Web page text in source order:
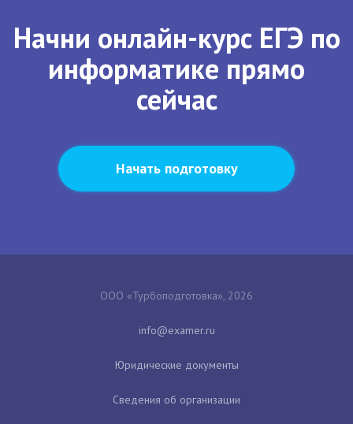
Начни онлайн-курс ЕГЭ по
информатике прямо
сейчас
Начать подготовку
ООО «Турбоподготовка», 2026
Юридические документы
Сведения об организации